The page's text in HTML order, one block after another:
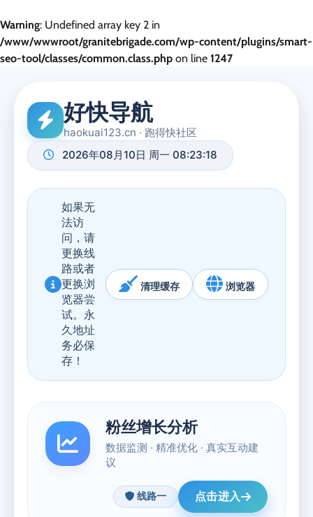
Warning: Undefined array key 2 in
/www/wwwroot/granitebrigade.com/wp-content/plugins/smart-
seo-tool/classes/common.class.php on line 1247